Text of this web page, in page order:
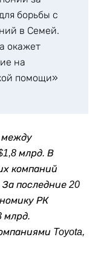
борьбы с
в Семей.
окажет
на
помощи»
между
млрд. В
компаний
последние 20
РК
млрд.
Toyota,